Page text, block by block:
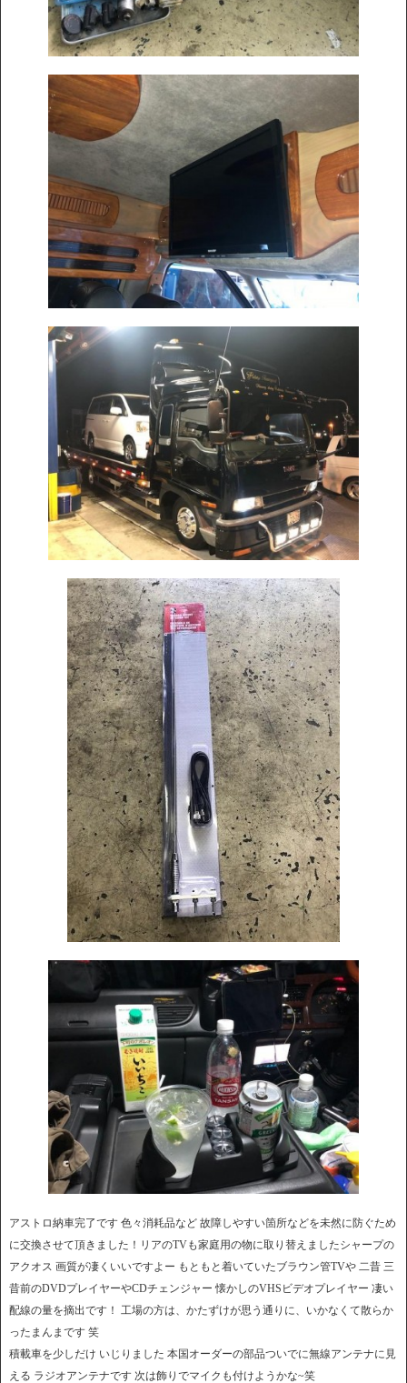
アストロ納車完了です 色々消耗品など 故障しやすい箇所などを未然に防ぐため
に交換させて頂きました！リアのTVも家庭用の物に取り替えましたシャープの
アクオス 画質が凄くいいですよー もともと着いていたブラウン管TVや 二昔 三
昔前のDVDプレイヤーやCDチェンジャー 懐かしのVHSビデオプレイヤー 凄い
配線の量を摘出です！ 工場の方は、かたずけが思う通りに、いかなくて散らか
ったまんまです 笑
積載車を少しだけ いじりました 本国オーダーの部品ついでに無線アンテナに見
える ラジオアンテナです 次は飾りでマイクも付けようかな~笑